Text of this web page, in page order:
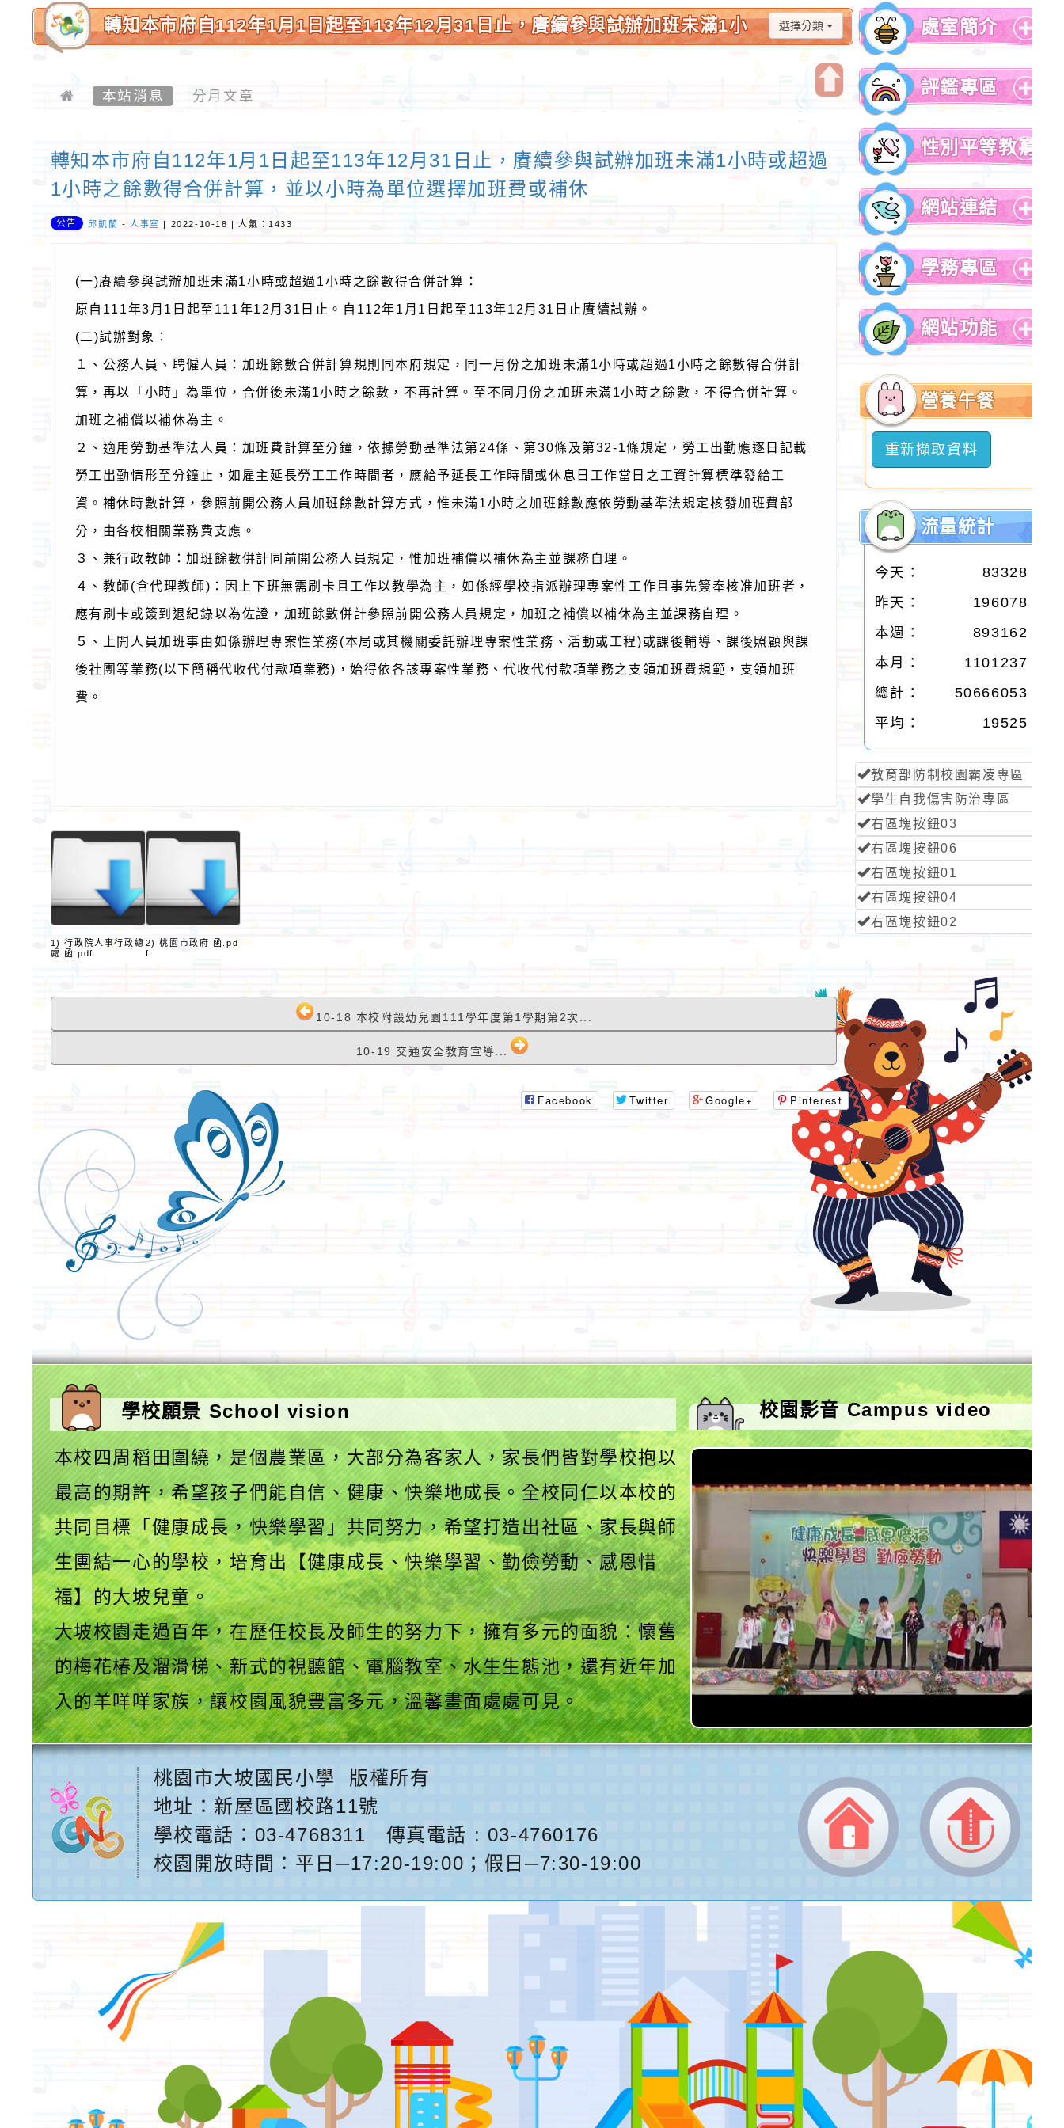
方
選擇分類
轉知本市府自112年1月1日起至113年12月31日止，賡續參與試辦加班未滿1小
坡國民小學-優質校園
本站消息 分月文章
轉知本市府自112年1月1日起至113年12月31日止，賡續參與試辦加班未滿1小時或超過
1小時之餘數得合併計算，並以小時為單位選擇加班費或補休
公告 邱凱蘭 - 人事室 | 2022-10-18 | 人氣：1433
(一)賡續參與試辦加班未滿1小時或超過1小時之餘數得合併計算：
原自111年3月1日起至111年12月31日止。自112年1月1日起至113年12月31日止賡續試辦。
(二)試辦對象：
１、公務人員、聘僱人員：加班餘數合併計算規則同本府規定，同一月份之加班未滿1小時或超過1小時之餘數得合併計
算，再以「小時」為單位，合併後未滿1小時之餘數，不再計算。至不同月份之加班未滿1小時之餘數，不得合併計算。
加班之補償以補休為主。
２、適用勞動基準法人員：加班費計算至分鐘，依據勞動基準法第24條、第30條及第32-1條規定，勞工出勤應逐日記載
勞工出勤情形至分鐘止，如雇主延長勞工工作時間者，應給予延長工作時間或休息日工作當日之工資計算標準發給工
資。補休時數計算，參照前開公務人員加班餘數計算方式，惟未滿1小時之加班餘數應依勞動基準法規定核發加班費部
分，由各校相關業務費支應。
３、兼行政教師：加班餘數併計同前開公務人員規定，惟加班補償以補休為主並課務自理。
４、教師(含代理教師)：因上下班無需刷卡且工作以教學為主，如係經學校指派辦理專案性工作且事先簽奉核准加班者，
應有刷卡或簽到退紀錄以為佐證，加班餘數併計參照前開公務人員規定，加班之補償以補休為主並課務自理。
５、上開人員加班事由如係辦理專案性業務(本局或其機關委託辦理專案性業務、活動或工程)或課後輔導、課後照顧與課
後社團等業務(以下簡稱代收代付款項業務)，始得依各該專案性業務、代收代付款項業務之支領加班費規範，支領加班
費。
1) 行政院人事行政總
處 函.pdf
2) 桃園市政府 函.pd
f
10-18 本校附設幼兒園111學年度第1學期第2次...
10-19 交通安全教育宣導...
Facebook Twitter Google+ Pinterest
處室簡介
展
開
選
單
評鑑專區
展
開
選
單
性別平等教育
展
開
選
單
網站連結
展
開
選
單
學務專區
展
開
選
單
網站功能
展
選
營養午餐
重新擷取資料
流量統計
今天：
83328
昨天：
196078
本週：
893162
本月：
1101237
總計：
50666053
平均：
19525
教育部防制校園霸凌專區
學生自我傷害防治專區
右區塊按鈕03
右區塊按鈕06
右區塊按鈕01
右區塊按鈕04
右區塊按鈕02
學校願景 School vision
本校四周稻田圍繞，是個農業區，大部分為客家人，家長們皆對學校抱以
最高的期許，希望孩子們能自信、健康、快樂地成長。全校同仁以本校的
共同目標「健康成長，快樂學習」共同努力，希望打造出社區、家長與師
生團結一心的學校，培育出【健康成長、快樂學習、勤儉勞動、感恩惜
福】的大坡兒童。
大坡校園走過百年，在歷任校長及師生的努力下，擁有多元的面貌：懷舊
的梅花椿及溜滑梯、新式的視聽館、電腦教室、水生生態池，還有近年加
入的羊咩咩家族，讓校園風貌豐富多元，溫馨畫面處處可見。
校園影音 Campus video
大坡國小客語社12月份表演實況
桃園市大坡國民小學
版權所有
地址： 新屋區國校路11號
學校電話：03-4768311
傳真電話 : 03-4760176
校園開放時間：平日─17:20-19:00；假日─7:30-19:00